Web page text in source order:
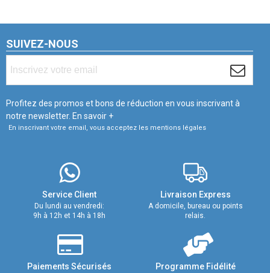
SUIVEZ-NOUS
Profitez des promos et bons de réduction en vous inscrivant à
notre newsletter. En savoir +
En inscrivant votre email, vous acceptez les mentions légales
Service Client
Du lundi au vendredi:
9h à 12h et 14h à 18h
Livraison Express
A domicile, bureau ou points
relais.
Paiements Sécurisés Programme Fidélité